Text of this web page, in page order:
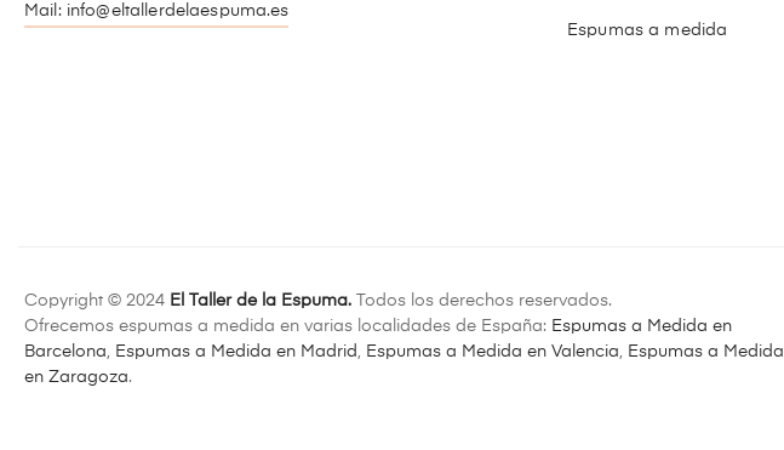
Mail: info@eltallerdelaespuma.es
Espumas a medida
Copyright © 2024 El Taller de la Espuma. Todos los derechos reservados.
Ofrecemos espumas a medida en varias localidades de España: Espumas a Medida en
Barcelona, Espumas a Medida en Madrid , Espumas a Medida en Valencia, Espumas a Medida
en Zaragoza.